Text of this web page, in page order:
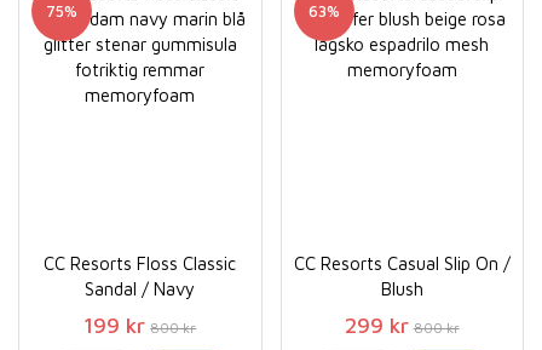
75%
CC Resorts Floss Classic
Sandal / Navy
199 kr 800 kr
63%
CC Resorts Casual Slip On /
Blush
299 kr 800 kr